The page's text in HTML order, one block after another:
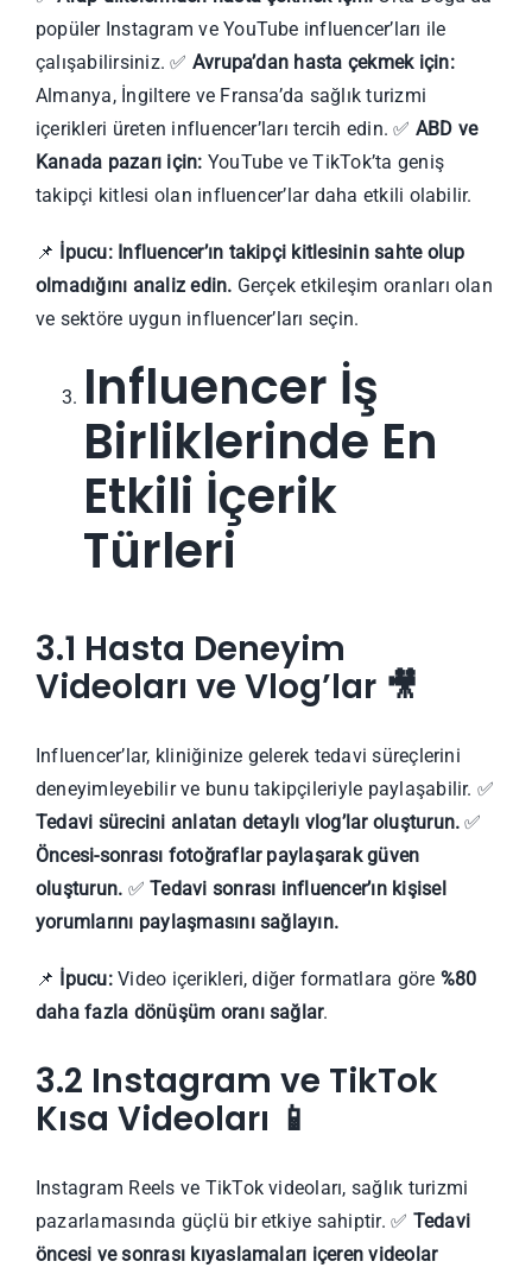
popüler Instagram ve YouTube influencer’ları ile
çalışabilirsiniz. ✅ Avrupa’dan hasta çekmek için:
Almanya, İngiltere ve Fransa’da sağlık turizmi
içerikleri üreten influencer’ları tercih edin. ✅ ABD ve
Kanada pazarı için: YouTube ve TikTok’ta geniş
takipçi kitlesi olan influencer’lar daha etkili olabilir.
📌 İpucu: Influencer’ın takipçi kitlesinin sahte olup
olmadığını analiz edin. Gerçek etkileşim oranları olan
ve sektöre uygun influencer’ları seçin.
Influencer İş
Birliklerinde En
Etkili İçerik
Türleri
3.1 Hasta Deneyim
Videoları ve Vlog’lar 🎥
Influencer’lar, kliniğinize gelerek tedavi süreçlerini
deneyimleyebilir ve bunu takipçileriyle paylaşabilir. ✅
Tedavi sürecini anlatan detaylı vlog’lar oluşturun. ✅
Öncesi-sonrası fotoğraflar paylaşarak güven
oluşturun. ✅Tedavi sonrası influencer’ın kişisel
yorumlarını paylaşmasını sağlayın.
📌 İpucu:Video içerikleri, diğer formatlara göre %80
daha fazla dönüşüm oranı sağlar.
3.2 Instagram ve TikTok
Kısa Videoları 📱
Instagram Reels ve TikTok videoları, sağlık turizmi
pazarlamasında güçlü bir etkiye sahiptir. ✅ Tedavi
öncesi ve sonrası kıyaslamaları içeren videolar